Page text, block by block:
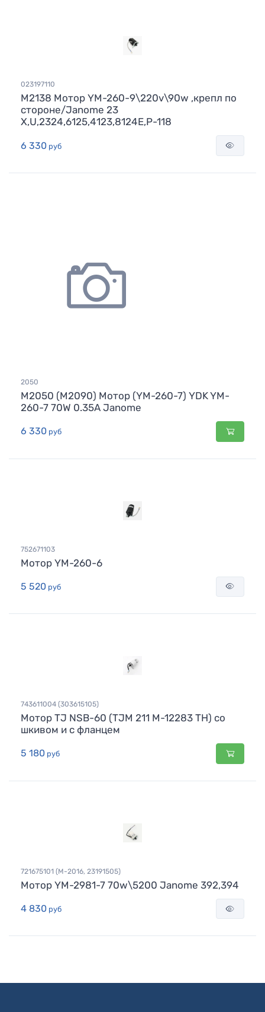
023197110
M2138 Мотор YM-260-9\220v\90w ,крепл по
сторонe/Janome 23
X,U,2324,6125,4123,8124E,Р-118
6 330 руб
2050
M2050 (M2090) Мотор (YM-260-7) YDK YM-
260-7 70W 0.35A Janome
6 330 руб
752671103
Мотор YM-260-6
5 520 руб
743611004 (303615105)
Мотор TJ NSB-60 (TJM 211 M-12283 TH) со
шкивом и с фланцем
5 180 руб
721675101 (М-2016, 23191505)
Мотор YM-2981-7 70w\5200 Janome 392,394
4 830 руб